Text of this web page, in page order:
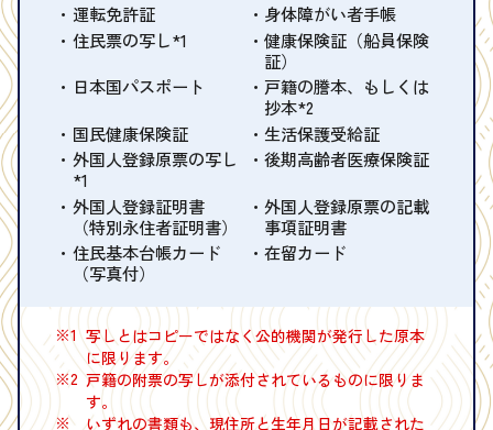
運転免許証
身体障がい者手帳
住民票の写し*1
健康保険証（船員保険
証）
日本国パスポート
戸籍の謄本、もしくは
抄本*2
国民健康保険証
生活保護受給証
外国人登録原票の写し
*1
後期高齢者医療保険証
外国人登録証明書
（特別永住者証明書）
外国人登録原票の記載
事項証明書
住民基本台帳カード
（写真付）
在留カード
※1 写しとはコピーではなく公的機関が発行した原本
に限ります。
※2 戸籍の附票の写しが添付されているものに限りま
す。
※
いずれの書類も、現住所と生年月日が記載された